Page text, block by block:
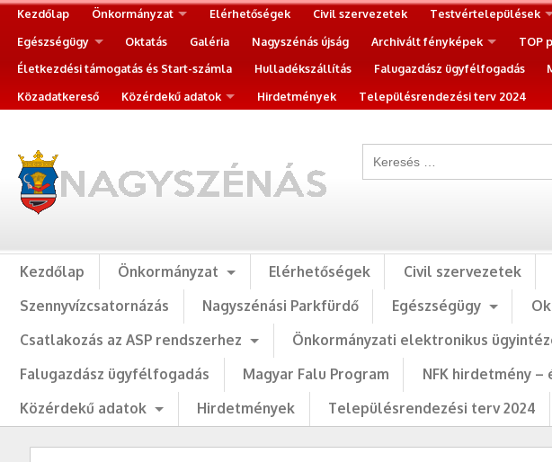
Kezdőlap Önkormányzat Elérhetőségek Civil szervezetek Testvértelepülések
Egészségügy
Oktatás Galéria Nagyszénás újság Archivált fényképek TOP
Életkezdési támogatás és Start-számla
Hulladékszállítás Falugazdász ügyfélfogadás
Közadatkereső
Közérdekű adatok Hirdetmények Településrendezési terv 2024
Kezdőlap Önkormányzat Elérhetőségek Civil szervezetek
Szennyvízcsatornázás
Nagyszénási Parkfürdő Egészségügy
Csatlakozás az ASP rendszerhez
Önkormányzati elektronikus
Falugazdász ügyfélfogadás
Magyar Falu Program NFK hirdetmény
Közérdekű adatok
Hirdetmények Településrendezési terv 2024